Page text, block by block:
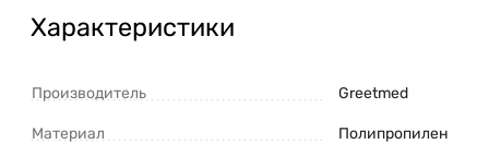
Характеристики
Производитель Greetmed
Материал Полипропилен